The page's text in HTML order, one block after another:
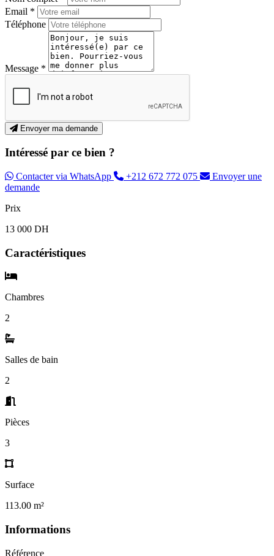
Email *
Téléphone
Message *
Envoyer ma demande
Intéressé par ce bien ?
Contacter via WhatsApp +212 672 772 075
Envoyer une
demande
Prix
13 000 DH
Caractéristiques
Chambres
2
Salles de bain
2
Pièces
3
Surface
113.00 m²
Informations
Référence